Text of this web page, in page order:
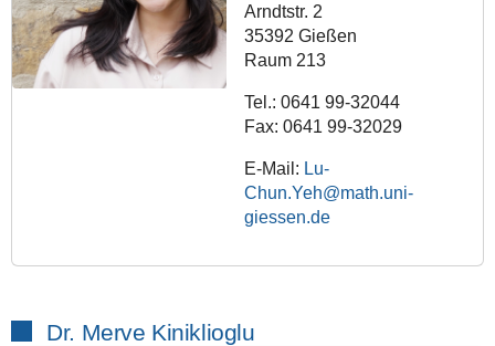
Arndtstr. 2
35392 Gießen
Raum 213
Tel.: 0641 99-32044
Fax: 0641 99-32029
E-Mail: Lu-
Chun.Yeh@math.uni-
giessen.de
Dr. Merve Kiniklioglu